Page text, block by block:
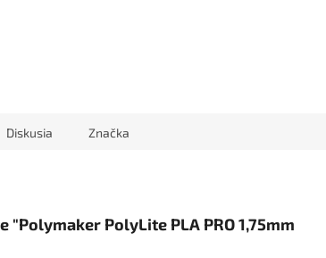
Diskusia Značka
PolyLite PLA PRO 1,75mm